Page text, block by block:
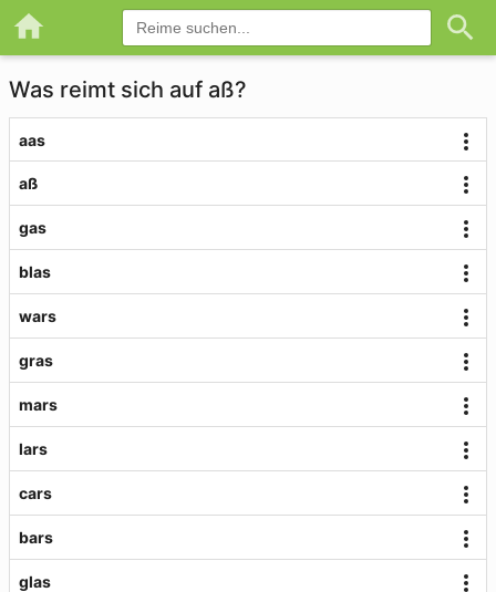
Was reimt sich auf aß?
aas
aß
gas
blas
wars
gras
mars
lars
cars
bars
glas